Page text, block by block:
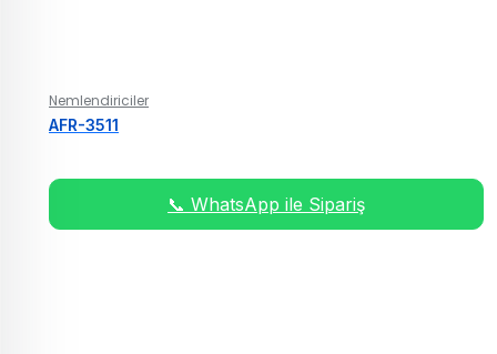
Nemlendiriciler
AFR-3511
📞 WhatsApp ile Sipariş